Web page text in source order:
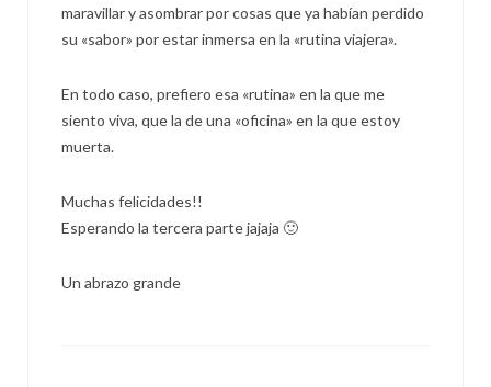
maravillar y asombrar por cosas que ya habían perdido
su «sabor» por estar inmersa en la «rutina viajera».
En todo caso, prefiero esa «rutina» en la que me
siento viva, que la de una «oficina» en la que estoy
muerta.
Muchas felicidades!!
Esperando la tercera parte jajaja 🙂
Un abrazo grande